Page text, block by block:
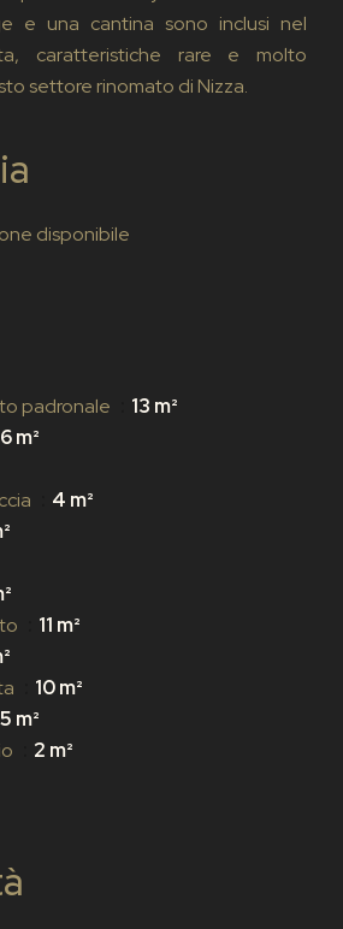
e una cantina sono inclusi nel
caratteristiche rare e molto
settore rinomato di Nizza.
disponibile
padronale
13 m²
m²
4 m²
11 m²
10 m²
5 m²
2 m²